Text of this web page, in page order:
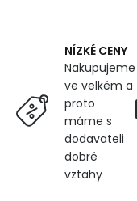
50
mm
NÍZKÉ CENY
Nakupujeme
ve velkém a
proto
máme s
dodavateli
dobré
vztahy